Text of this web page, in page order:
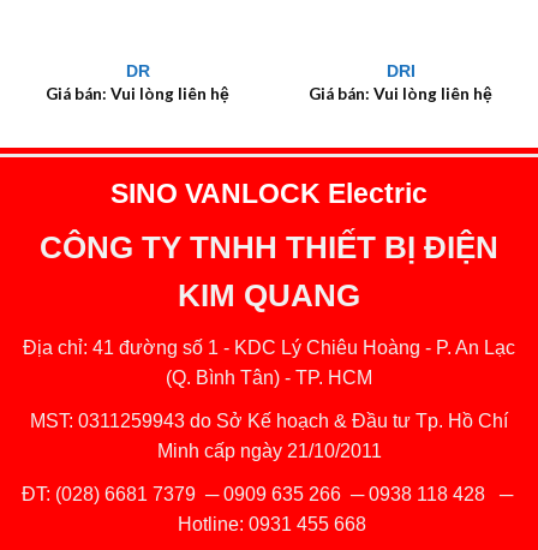
DR
Giá bán: Vui lòng liên hệ
DRI
Giá bán: Vui lòng liên hệ
SINO VANLOCK Electric
CÔNG TY TNHH THIẾT BỊ ĐIỆN
KIM QUANG
Địa chỉ: 41 đường số 1 - KDC Lý Chiêu Hoàng - P. An Lạc
(Q. Bình Tân) - TP. HCM
MST: 0311259943 do Sở Kế hoạch & Đầu tư Tp. Hồ Chí
Minh cấp ngày 21/10/2011
ĐT: (028) 6681 7379 ─0909 635 266─0938 118 428─
Hotline: 0931 455 668